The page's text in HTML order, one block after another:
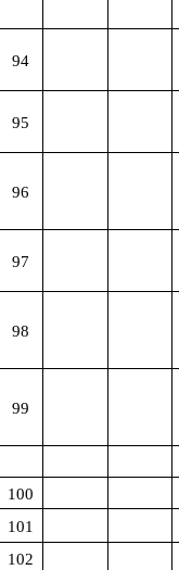
94
95
96
97
98
99
100
101
102